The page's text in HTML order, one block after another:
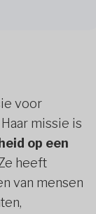
voor
missie is
op een
heeft
van mensen